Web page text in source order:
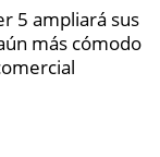
5 ampliará sus
más cómodo